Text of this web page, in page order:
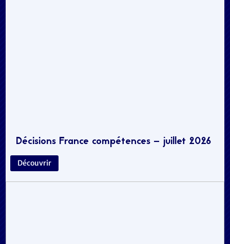
Décisions France compétences – juillet 2026
Découvrir